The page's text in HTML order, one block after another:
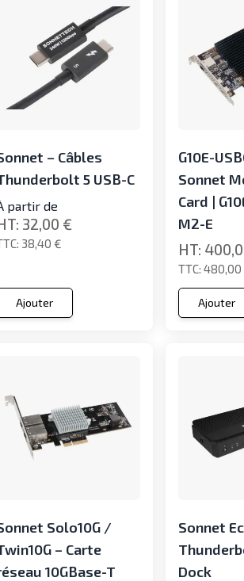
– Câbles
5 USB-C
partir de
38,40 €
32,00 €
Ajouter
G10E-
Sonnet
Card |
M2-E
480,00
Ajouter
Solo10G /
– Carte
10GBase-T
Sonnet
Dock